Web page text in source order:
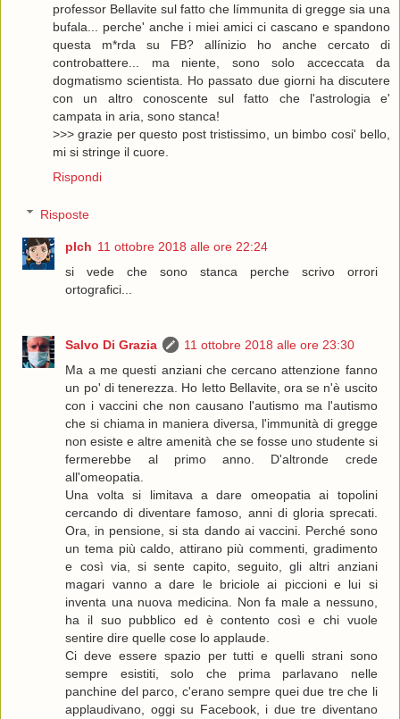
professor Bellavite sul fatto che límmunita di gregge sia una
bufala... perche' anche i miei amici ci cascano e spandono
questa m*rda su FB? allínizio ho anche cercato di
controbattere... ma niente, sono solo acceccata da
dogmatismo scientista. Ho passato due giorni ha discutere
con un altro conoscente sul fatto che l'astrologia e'
campata in aria, sono stanca!
>>> grazie per questo post tristissimo, un bimbo cosi' bello,
mi si stringe il cuore.
Rispondi
Risposte
plch 11 ottobre 2018 alle ore 22:24
si vede che sono stanca perche scrivo orrori
ortografici...
Salvo Di Grazia
11 ottobre 2018 alle ore 23:30
Ma a me questi anziani che cercano attenzione fanno
un po' di tenerezza. Ho letto Bellavite, ora se n'è uscito
con i vaccini che non causano l'autismo ma l'autismo
che si chiama in maniera diversa, l'immunità di gregge
non esiste e altre amenità che se fosse uno studente si
fermerebbe al primo anno. D'altronde crede
all'omeopatia.
Una volta si limitava a dare omeopatia ai topolini
cercando di diventare famoso, anni di gloria sprecati.
Ora, in pensione, si sta dando ai vaccini. Perché sono
un tema più caldo, attirano più commenti, gradimento
e così via, si sente capito, seguito, gli altri anziani
magari vanno a dare le briciole ai piccioni e lui si
inventa una nuova medicina. Non fa male a nessuno,
ha il suo pubblico ed è contento così e chi vuole
sentire dire quelle cose lo applaude.
Ci deve essere spazio per tutti e quelli strani sono
sempre esistiti, solo che prima parlavano nelle
panchine del parco, c'erano sempre quei due tre che li
applaudivano, oggi su Facebook, i due tre diventano